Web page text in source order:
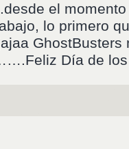
el momento
lo primero
GhostBusters
Día de